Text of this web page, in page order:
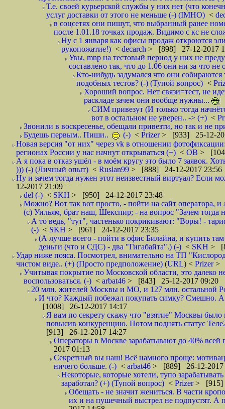
Т.е. своей курьерской службы у них нет (что
услуг доставки от этого не меньше (-) (IMHO) <
в соцсетях они пишут, что выбранный ранее
после 1.01.18 точках продаж. Видимо с кс не
Ну с 1 января как офисы продаж откроются
рукопожатие!) < decarch > [898] 27-12-2017
Увы, mnp на тестовый период у них не
составлено так, что до 1.06 они ни за что не
Кто-нибудь задумался что они
подобных тестов? (-) (Тупой вопрос) <
Хороший вопрос. Нет связи=тест, не
раскладе зачем они вообще нужны...
СИМ привезут (И только тогда
вот в остальном не уверен.. -> (+) <
Звонили в воскресенье, обещали привезти, но так и не
Будешь первым.. Пиши..
(-) < Prizer> [933] 25-12-
Новая версия "от них" через vk в отношении
регионах России у нас начнут открываться (+) < ОВ >
А я пока в отказ ушёл - в моём кругу это было 7 заявок.
))) (-) (Личный опыт) < Ruslan99 > [888] 24-12-2017 23:56
Ну и зачем тогда нужен этот неизвестный виртуал? Если
12-2017 21:09
del (-) < SKH > [950] 24-12-2017 23:48
Можно? Вот так вот просто, - пойти на сайт оператора,
(с) Уильям, брат наш, Шекспир; - на вопрос "Зачем тогда
А то ведь, "тут", частенько покрикивают: "Воры! -
(-) < SKH > [961] 24-12-2017 23:35
(А лучше всего - пойти в офис Билайна, и купить
деньги (что и СДС) - два "Гигабайта".) (-) < SKH >
Удар ниже пояса. Посмотрел, внимательно на ТП
чистом виде.. (+) (Просто предположение) (URL) < Prizer>
Учитывая покрытие по Московской области, это далеко
воспользоваться. (-) < arbat46 > [843] 25-12-2017 09:20
20 млн. жителей Москвы и МО, и 127 млн. остальной
И что? Каждый побежал покупать симку? Смешно. А
[1008] 26-12-2017 14:17
Я вам по секрету скажу что "взятие" Москвы
повысив конкуренцию. Потом поднять статус
[913] 26-12-2017 14:27
Операторы в Москве зарабатывают до 40% всей
2017 01:13
Секретный вы наш! Всё намного проще:
ничего больше. (-) < arbat46 > [889] 26-12-2017
Некоторые, которые хотели, тупо
заработал? (+) (Тупой вопрос) < Prizer> [915]
Обещать - не значит жениться. В части
их и на пушечный выстрел не подпустят. А